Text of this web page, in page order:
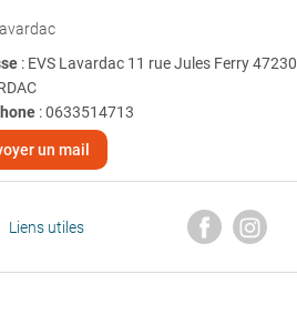
: EVS Lavardac 11 rue Jules Ferry 47230
:0633514713
un mail
Liens utiles